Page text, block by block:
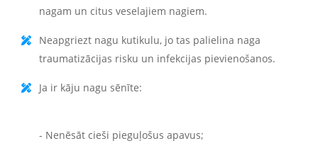
nagam un citus veselajiem nagiem.
Neapgriezt nagu kutikulu, jo tas palielina naga
traumatizācijas risku un infekcijas pievienošanos.
Ja ir kāju nagu sēnīte:
- Nenēsāt cieši pieguļošus apavus;